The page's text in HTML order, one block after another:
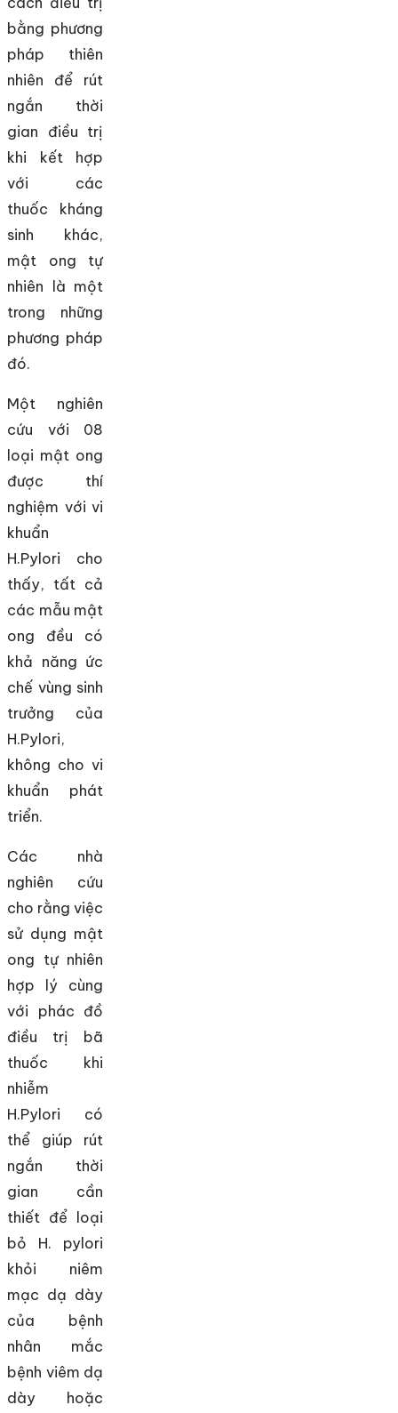
bằng phương
pháp thiên
nhiên để rút
ngắn thời
gian điều trị
khi kết hợp
với các
thuốc kháng
sinh khác,
mật ong tự
nhiên là một
trong những
phương pháp
đó.
Một nghiên
cứu với 08
loại mật ong
được thí
nghiệm với vi
khuẩn
H.Pylori cho
thấy, tất cả
các mẫu mật
ong đều có
khả năng ức
chế vùng sinh
trưởng của
H.Pylori,
không cho vi
khuẩn phát
triển.
Các nhà
nghiên cứu
cho rằng việc
sử dụng mật
ong tự nhiên
hợp lý cùng
với phác đồ
điều trị bã
thuốc khi
nhiễm
H.Pylori có
thể giúp rút
ngắn thời
gian cần
thiết để loại
bỏ H. pylori
khỏi niêm
mạc dạ dày
của bệnh
nhân mắc
bệnh viêm dạ
dày hoặc